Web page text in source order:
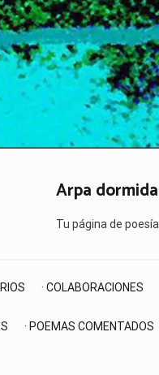
Arpa dormida
Tu página de poesía
· COLABORACIONES
· POEMAS COMENTADOS